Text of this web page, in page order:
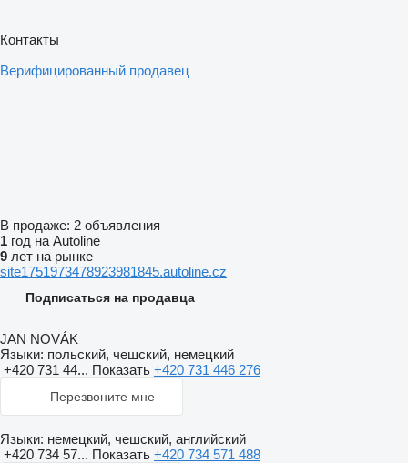
Контакты
Верифицированный продавец
В продаже: 2 объявления
1 год на Autoline
9 лет на рынке
site1751973478923981845.autoline.cz
Подписаться на продавца
JAN NOVÁK
Языки: польский, чешский, немецкий
+420 731 44... Показать +420 731 446 276
Перезвоните мне
Языки: немецкий, чешский, английский
+420 734 57... Показать +420 734 571 488